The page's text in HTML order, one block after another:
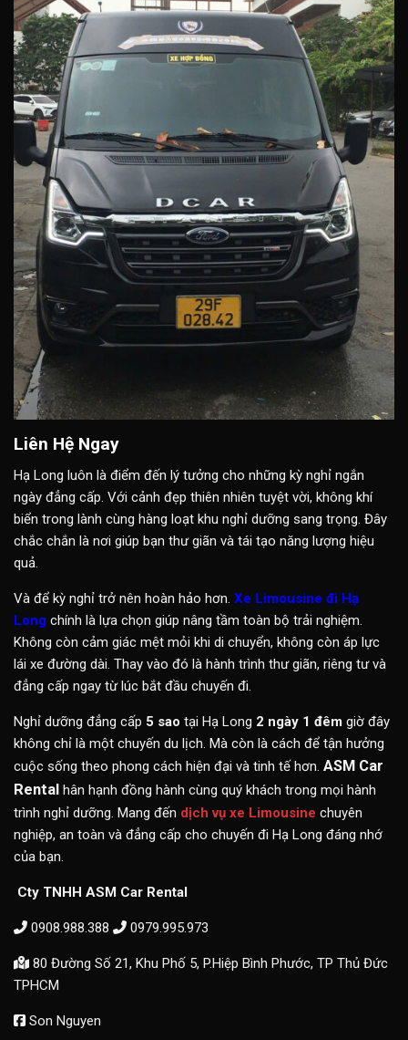
Liên Hệ Ngay
Hạ Long luôn là điểm đến lý tưởng cho những kỳ nghỉ ngắn
ngày đẳng cấp. Với cảnh đẹp thiên nhiên tuyệt vời, không khí
biển trong lành cùng hàng loạt khu nghỉ dưỡng sang trọng. Đây
chắc chắn là nơi giúp bạn thư giãn và tái tạo năng lượng hiệu
quả.
Và để kỳ nghỉ trở nên hoàn hảo hơn. Xe Limousine đi Hạ
Long chính là lựa chọn giúp nâng tầm toàn bộ trải nghiệm.
Không còn cảm giác mệt mỏi khi di chuyển, không còn áp lực
lái xe đường dài. Thay vào đó là hành trình thư giãn, riêng tư và
đẳng cấp ngay từ lúc bắt đầu chuyến đi.
Nghỉ dưỡng đẳng cấp 5 sao tại Hạ Long 2 ngày 1 đêm giờ đây
không chỉ là một chuyến du lịch. Mà còn là cách để tận hưởng
cuộc sống theo phong cách hiện đại và tinh tế hơn. ASM Car
Rental hân hạnh đồng hành cùng quý khách trong mọi hành
trình nghỉ dưỡng. Mang đến dịch vụ xe Limousine chuyên
nghiệp, an toàn và đẳng cấp cho chuyến đi Hạ Long đáng nhớ
của bạn.
Cty TNHH ASM Car Rental
0908.988.388 0979.995.973
80 Đường Số 21, Khu Phố 5, P.Hiệp Bình Phước, TP Thủ Đức
TPHCM
Son Nguyen